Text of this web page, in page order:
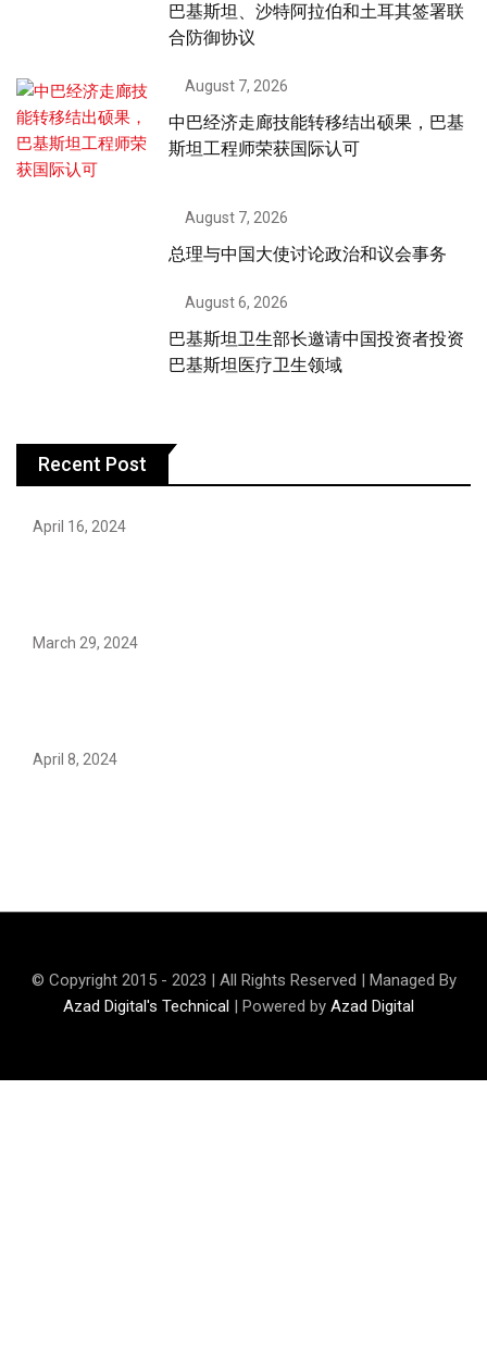
巴基斯坦、沙特阿拉伯和土耳其签署联
合防御协议
August 7, 2026
中巴经济走廊技能转移结出硕果，巴基
斯坦工程师荣获国际认可
August 7, 2026
总理与中国大使讨论政治和议会事务
August 6, 2026
巴基斯坦卫生部长邀请中国投资者投资
巴基斯坦医疗卫生领域
Recent Post
April 16, 2024
March 29, 2024
April 8, 2024
© Copyright 2015 - 2023 | All Rights Reserved | Managed By
Azad Digital's Technical | Powered by Azad Digital